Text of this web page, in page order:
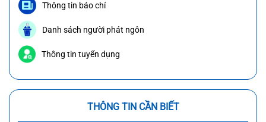
Thông tin báo chí
Danh sách người phát ngôn
Thông tin tuyển dụng
THÔNG TIN CẦN BIẾT